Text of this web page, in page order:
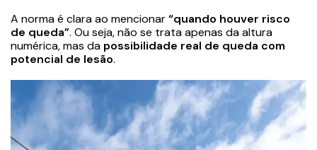
A norma é clara ao mencionar“quando houver risco
de queda”. Ou seja, não se trata apenas da altura
numérica, mas da possibilidade real de queda com
potencial de lesão.